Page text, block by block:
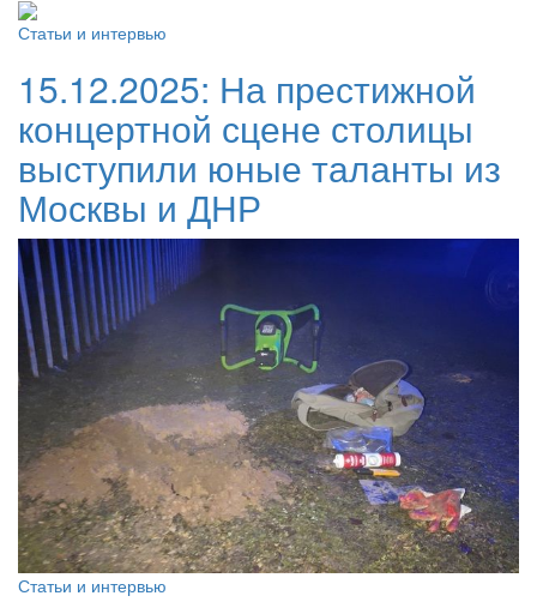
Статьи и интервью
15.12.2025: На престижной
концертной сцене столицы
выступили юные таланты из
Москвы и ДНР
Статьи и интервью